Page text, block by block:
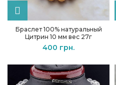
Браслет 100% натуральный
Цитрин 10 мм вес 27г
400 грн.